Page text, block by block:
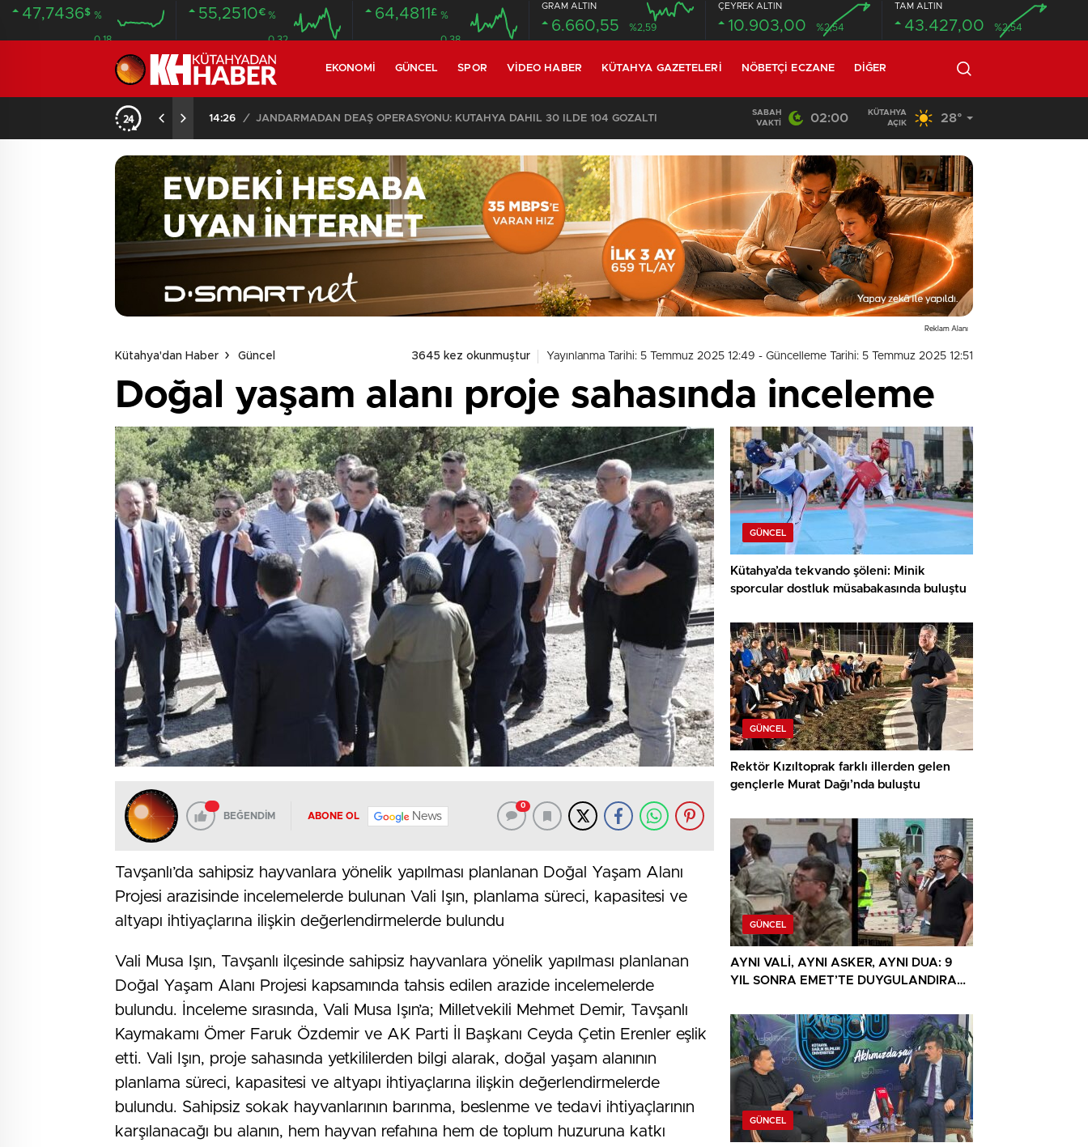
47,7436$ %
0.18
55,2510€ %
0.32
64,4811 £ %
0.38
GRAM ALTIN
6.660,55 %2,59
ÇEYREK ALTIN
10.903,00 %2,54
TAM ALTIN
43.427,00 %2,54
EKONOMI GÜNCEL SPOR VIDEO HABER KÜTAHYA GAZETELERI NÖBETÇI ECZANE DIĞER
14:26 / JANDARMADAN DEAŞ OPERASYONU: KÜTAHYA DAHİL 30 İLDE 104 GÖZALTI 02:03 /
SABAH
VAKTI
02:00
KÜTAHYA
AÇIK
28°
Reklam Alanı
Kütahya'dan Haber Güncel 3645 kez okunmuştur Yayınlanma Tarihi: 5 Temmuz 2025 12:49 - Güncelleme Tarihi: 5 Temmuz 2025 12:51
Doğal yaşam alanı proje sahasında inceleme
BEĞENDİM ABONE OL News
0
Tavşanlı’da sahipsiz hayvanlara yönelik yapılması planlanan Doğal Yaşam Alanı
Projesi arazisinde incelemelerde bulunan Vali Işın, planlama süreci, kapasitesi ve
altyapı ihtiyaçlarına ilişkin değerlendirmelerde bulundu
Vali Musa Işın, Tavşanlı ilçesinde sahipsiz hayvanlara yönelik yapılması planlanan
Doğal Yaşam Alanı Projesi kapsamında tahsis edilen arazide incelemelerde
bulundu. İnceleme sırasında, Vali Musa Işın’a; Milletvekili Mehmet Demir, Tavşanlı
Kaymakamı Ömer Faruk Özdemir ve AK Parti İl Başkanı Ceyda Çetin Erenler eşlik
etti. Vali Işın, proje sahasında yetkililerden bilgi alarak, doğal yaşam alanının
planlama süreci, kapasitesi ve altyapı ihtiyaçlarına ilişkin değerlendirmelerde
bulundu. Sahipsiz sokak hayvanlarının barınma, beslenme ve tedavi ihtiyaçlarının
karşılanacağı bu alanın, hem hayvan refahına hem de toplum huzuruna katkı
GÜNCEL
Kütahya’da tekvando şöleni: Minik
sporcular dostluk müsabakasında buluştu
GÜNCEL
Rektör Kızıltoprak farklı illerden gelen
gençlerle Murat Dağı’nda buluştu
GÜNCEL
AYNI VALİ, AYNI ASKER, AYNI DUA: 9
YIL SONRA EMET’TE DUYGULANDIRAN
GÜNCEL